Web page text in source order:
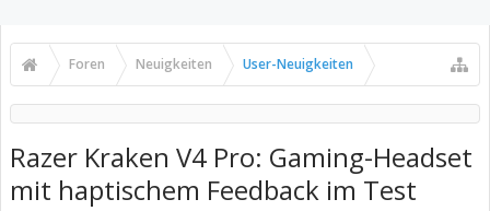
Foren Neuigkeiten User-Neuigkeiten
Razer Kraken V4 Pro: Gaming-Headset
mit haptischem Feedback im Test